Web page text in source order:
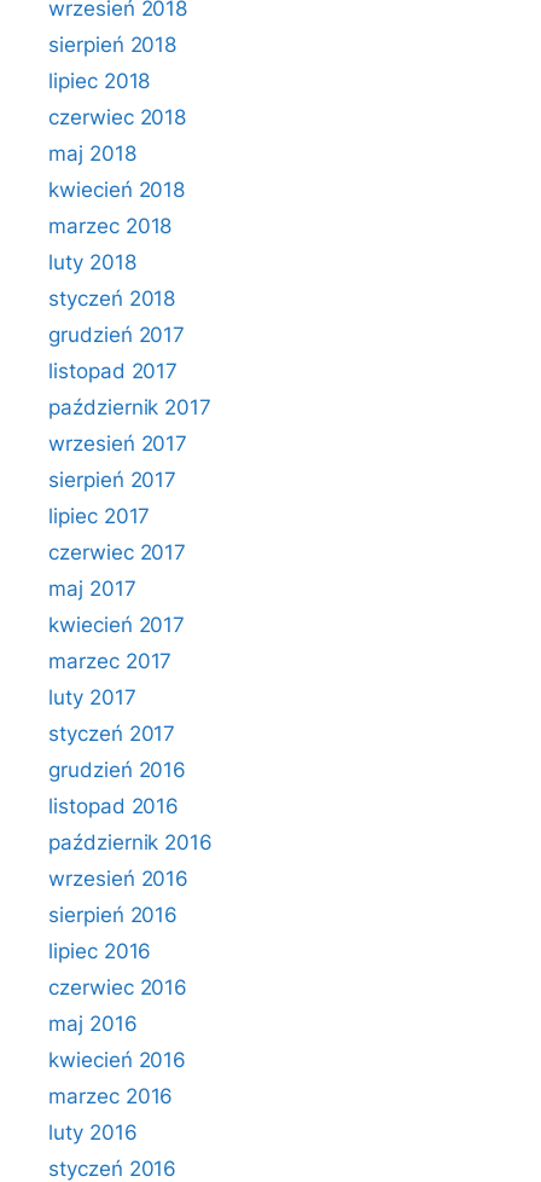
wrzesień 2018
sierpień 2018
lipiec 2018
czerwiec 2018
maj 2018
kwiecień 2018
marzec 2018
luty 2018
styczeń 2018
grudzień 2017
listopad 2017
październik 2017
wrzesień 2017
sierpień 2017
lipiec 2017
czerwiec 2017
maj 2017
kwiecień 2017
marzec 2017
luty 2017
styczeń 2017
grudzień 2016
listopad 2016
październik 2016
wrzesień 2016
sierpień 2016
lipiec 2016
czerwiec 2016
maj 2016
kwiecień 2016
marzec 2016
luty 2016
styczeń 2016